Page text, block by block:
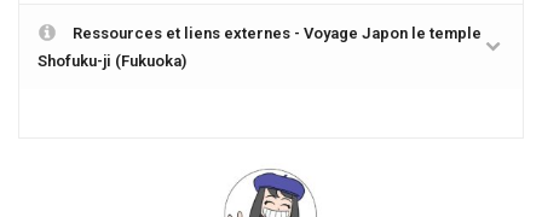
Ressources et liens externes - Voyage Japon le temple
Shofuku-ji (Fukuoka)